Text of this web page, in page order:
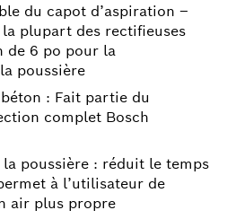
du capot d’aspiration –
plupart des rectifieuses
de 6 po pour la
poussière
: Fait partie du
complet Bosch
poussière : réduit le temps
à l’utilisateur de
air plus propre